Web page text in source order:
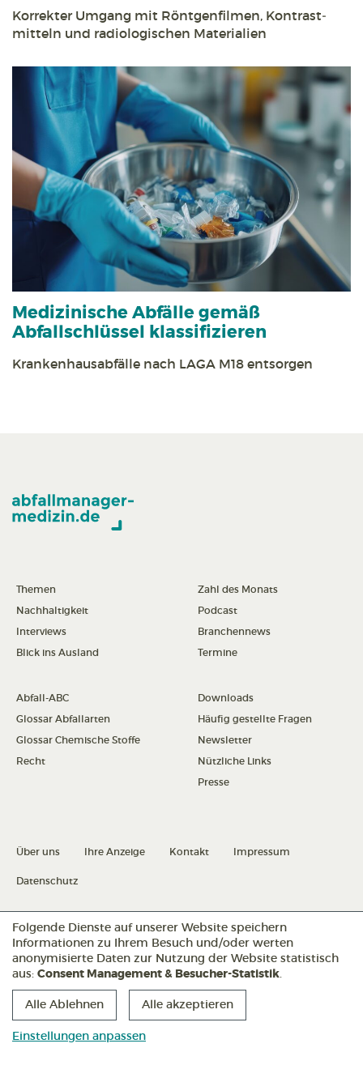
Korrekter Umgang mit Röntgen­filmen, Kontrast­
mitteln und radiologischen Materialien
Medizinische Abfälle gemäß
Abfallschlüssel klassifizieren
Krankenhausabfälle nach LAGA M18 entsorgen
Themen
Nachhaltigkeit
Interviews
Blick ins Ausland
Zahl des Monats
Podcast
Branchennews
Termine
Abfall-ABC
Glossar Abfallarten
Glossar Chemische Stoffe
Recht
Downloads
Häufig gestellte Fragen
Newsletter
Nützliche Links
Presse
Über uns Ihre Anzeige Kontakt Impressum
Datenschutz
Datenschutz konfigurieren
Folgen Sie uns:
Abfallmanager
Abfallmanager
Abfallmanager
Folgende Dienste auf unserer Website speichern
Informationen zu Ihrem Besuch und/oder werten
anonymisierte Daten zur Nutzung der Website statistisch
aus: Consent Management & Besucher-Statistik.
Einstellungen anpassen
Alle Ablehnen Alle akzeptieren